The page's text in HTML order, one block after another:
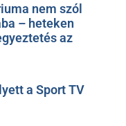
nem szól
– heteken
az
a Sport TV